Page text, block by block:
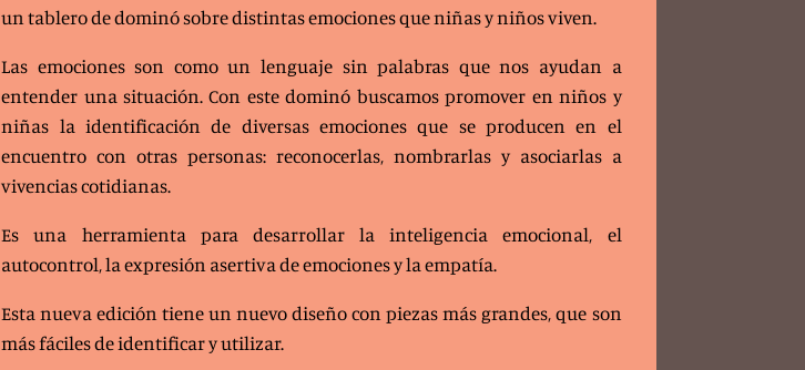
un tablero de dominó sobre distintas emociones que niñas y niños viven.
Las emociones son como un lenguaje sin palabras que nos ayudan a
entender una situación. Con este dominó buscamos promover en niños y
niñas la identificación de diversas emociones que se producen en el
encuentro con otras personas: reconocerlas, nombrarlas y asociarlas a
vivencias cotidianas.
Es una herramienta para desarrollar la inteligencia emocional, el
autocontrol, la expresión asertiva de emociones y la empatía.
Esta nueva edición tiene un nuevo diseño con piezas más grandes, que son
más fáciles de identificar y utilizar.